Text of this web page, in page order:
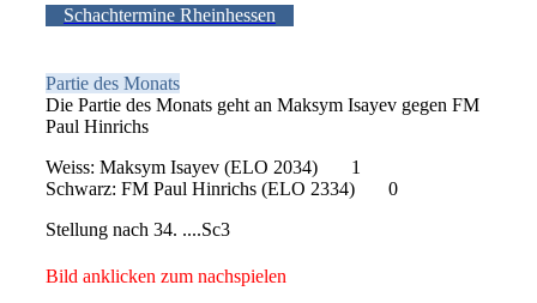
Schachtermine Rheinhessen
Partie des Monats
Die Partie des Monats geht an Maksym Isayev gegen FM
Paul Hinrichs
Weiss: Maksym Isayev (ELO 2034) 1
Schwarz: FM Paul Hinrichs (ELO 2334) 0
Stellung nach 34. ....Sc3
Bild anklicken zum nachspielen